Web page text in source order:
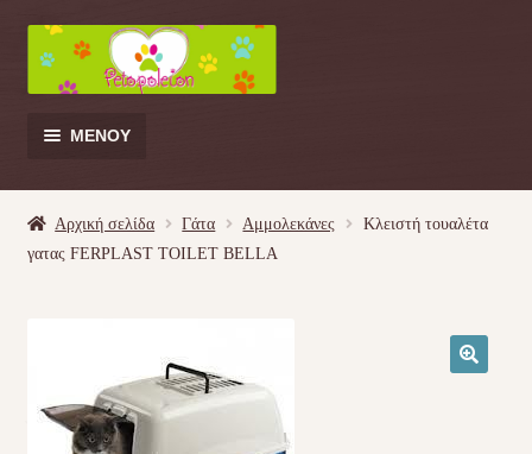
Απευθείας
μετάβαση
στην
πλοήγηση
Μετάβαση
σε
περιεχόμενο
ΜΕΝΟΎ
Κουνέλι
Αρχική σελίδα Γάτα Αμμολεκάνες
Κλειστή τουαλέτα
γατας FERPLAST TOILET BELLA